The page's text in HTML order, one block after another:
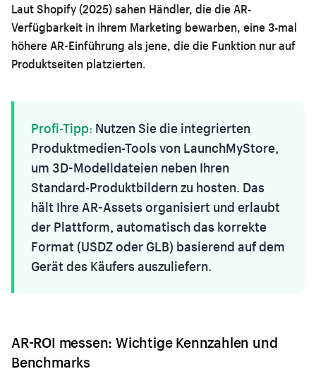
Laut Shopify (2025) sahen Händler, die die AR-
Verfügbarkeit in ihrem Marketing bewarben, eine 3-mal
höhere AR-Einführung als jene, die die Funktion nur auf
Produktseiten platzierten.
Profi-Tipp: Nutzen Sie die integrierten
Produktmedien-Tools von LaunchMyStore,
um 3D-Modelldateien neben Ihren
Standard-Produktbildern zu hosten. Das
hält Ihre AR-Assets organisiert und erlaubt
der Plattform, automatisch das korrekte
Format (USDZ oder GLB) basierend auf dem
Gerät des Käufers auszuliefern.
AR-ROI messen: Wichtige Kennzahlen und
Benchmarks